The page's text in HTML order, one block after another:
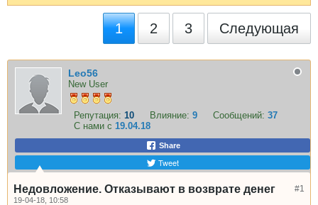
1 2 3 Следующая
Leo56
New User
Репутация: 10 Влияние: 9 Сообщений: 37
С нами с 19.04.18
Share
Tweet
#1
Недовложение. Отказывают в возврате денег
19-04-18, 10:58